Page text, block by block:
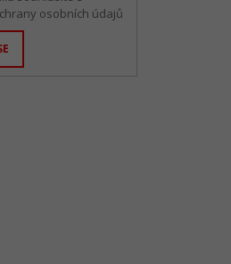
osobních údajů